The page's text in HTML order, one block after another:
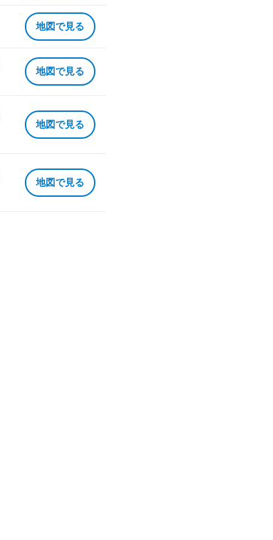
地図で見る
地図で見る
地図で見る
地図で見る